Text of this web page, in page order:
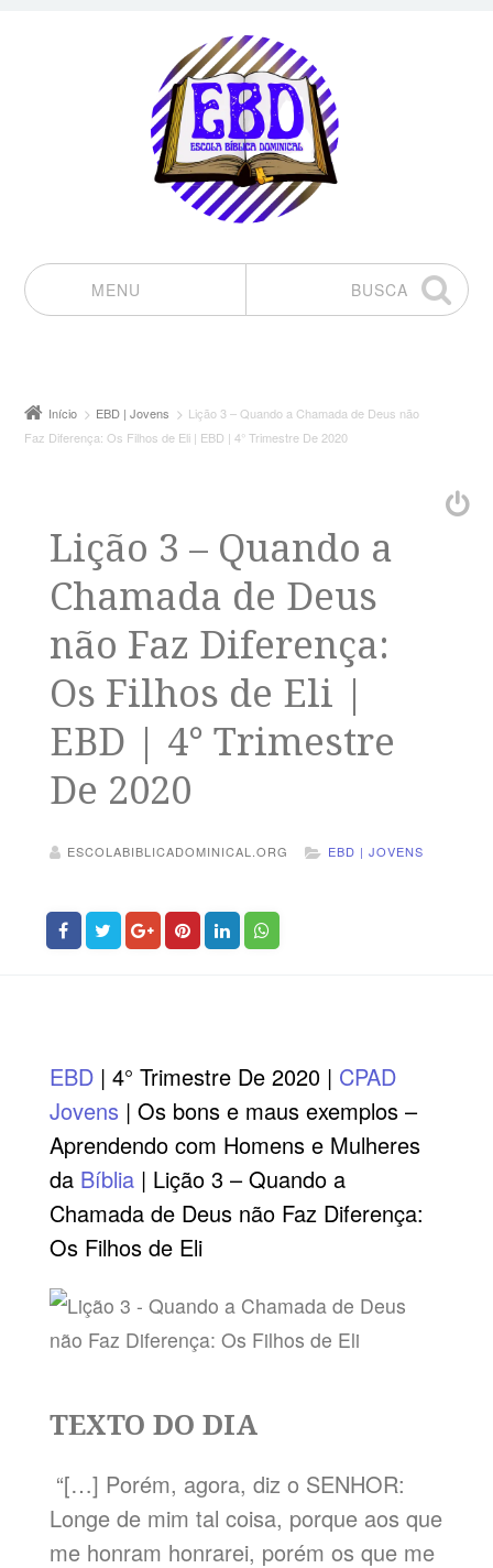
MENU
BUSCA
Início EBD | Jovens
Lição 3 – Quando a Chamada de Deus não
Faz Diferença: Os Filhos de Eli | EBD | 4° Trimestre De 2020
Lição 3 – Quando a
Chamada de Deus
não Faz Diferença:
Os Filhos de Eli |
EBD | 4° Trimestre
De 2020
ESCOLABIBLICADOMINICAL.ORG EBD | JOVENS
EBD | 4° Trimestre De 2020 | CPAD
Jovens | Os bons e maus exemplos –
Aprendendo com Homens e Mulheres
da Bíblia| Lição 3 – Quando a
Chamada de Deus não Faz Diferença:
Os Filhos de Eli
TEXTO DO DIA
“[…] Porém, agora, diz o SENHOR:
Longe de mim tal coisa, porque aos que
me honram honrarei, porém os que me